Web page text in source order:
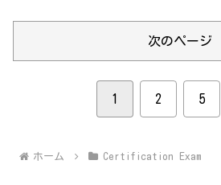
次のページ
1 2 5
ホーム Certification Exam